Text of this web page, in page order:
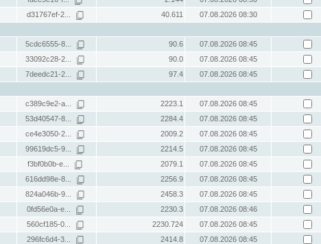
d31767ef-2... 40.611
07.08.2026 08:30
5cdc6555-8... 90.6
07.08.2026 08:45
33092c28-2... 90.0
07.08.2026 08:45
7deedc21-2... 97.4
07.08.2026 08:45
c389c9e2-a... 2223.1
07.08.2026 08:45
53d40547-8... 2284.4
07.08.2026 08:45
ce4e3050-2... 2009.2
07.08.2026 08:45
99619dc5-9... 2214.5
07.08.2026 08:45
f3bf0b0b-e... 2079.1
07.08.2026 08:45
616dd98e-8... 2256.9
07.08.2026 08:45
824a046b-9... 2458.3
07.08.2026 08:45
0fd56e0a-e... 2230.3
07.08.2026 08:46
560cf185-0... 2230.724
07.08.2026 08:45
296fc6d4-3... 2414.8
07.08.2026 08:45